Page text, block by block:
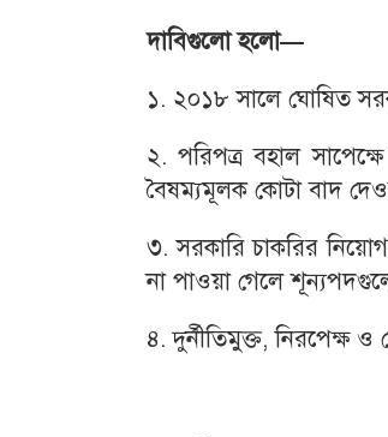
দাবিগুলো হলো—
১. ২০১৮ সালে ঘোষিত
২. পরিপত্র বহাল
বৈষম্যমূলক কোটা বাদ
৩. সরকারি চাকরির নিয়োগ
না পাওয়া গেলে
৪. দুর্নীতিমুক্ত, নিরপেক্ষ ও